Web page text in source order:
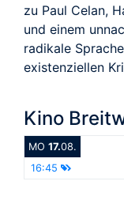
zu Paul Celan,
und einem
radikale
existenziellen
Kino
MO 17.08.
16:45